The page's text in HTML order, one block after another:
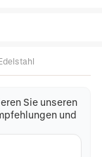
Sie unseren
und